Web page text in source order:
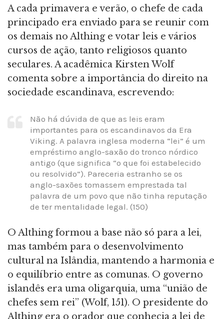
A cada primavera e verão, o chefe de cada
principado era enviado para se reunir com
os demais no Althing e votar leis e vários
cursos de ação, tanto religiosos quanto
seculares. A acadêmica Kirsten Wolf
comenta sobre a importância do direito na
sociedade escandinava, escrevendo:
Não há dúvida de que as leis eram
importantes para os escandinavos da Era
Viking. A palavra inglesa moderna “lei” é um
empréstimo anglo-saxão do tronco nórdico
antigo (que significa “o que foi estabelecido
ou resolvido”). Pareceria estranho se os
anglo-saxões tomassem emprestada tal
palavra de um povo que não tinha reputação
de ter mentalidade legal. (150)
O Althing formou a base não só para a lei,
mas também para o desenvolvimento
cultural na Islândia, mantendo a harmonia e
o equilíbrio entre as comunas. O governo
islandês era uma oligarquia, uma “união de
chefes sem rei” (Wolf, 151). O presidente do
Althing era o orador que conhecia a lei de